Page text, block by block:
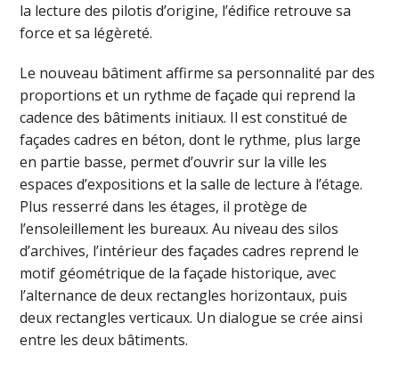
la lecture des pilotis d’origine, l’édifice retrouve sa
force et sa légèreté.
Le nouveau bâtiment affirme sa personnalité par des
proportions et un rythme de façade qui reprend la
cadence des bâtiments initiaux. Il est constitué de
façades cadres en béton, dont le rythme, plus large
en partie basse, permet d’ouvrir sur la ville les
espaces d’expositions et la salle de lecture à l’étage.
Plus resserré dans les étages, il protège de
l’ensoleillement les bureaux. Au niveau des silos
d’archives, l’intérieur des façades cadres reprend le
motif géométrique de la façade historique, avec
l’alternance de deux rectangles horizontaux, puis
deux rectangles verticaux. Un dialogue se crée ainsi
entre les deux bâtiments.